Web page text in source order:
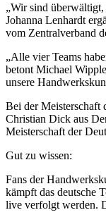
„Wir sind
Johanna Lenhardt
vom Zentralverband
„Alle vier Teams
betont Michael
unsere
Bei der Meisterschaft
Christian Dick aus
Meisterschaft der
Gut zu wissen:
Fans der
kämpft das deutsche
live verfolgt werden.